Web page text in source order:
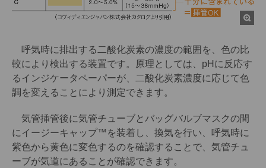
呼気時に排出する二酸化炭素の濃度の範囲を、色の比
較により検出する装置です。原理としては、pHに反応す
るインジケータペーパーが、二酸化炭素濃度に応じて色
調を変えることにより測定できます。
気管挿管後に気管チューブとバッグバルブマスクの間
にイージーキャップ™を装着し、換気を行い、呼気時に
紫色から黄色に変色するのを確認することで、気管チュ
ーブが気道にあることが確認できます。